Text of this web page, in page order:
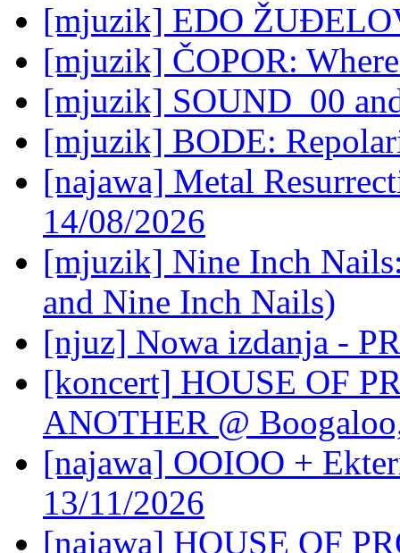
[mjuzik] EDO
[mjuzik] ČOPOR:
[mjuzik] SOUND_00
[mjuzik] BODE:
[najawa] Metal
14/08/2026
[mjuzik] Nine Inch
and Nine Inch Nails)
[njuz] Nowa izdanja -
[koncert] HOUSE OF
ANOTHER @
[najawa] OOIOO +
13/11/2026
[najawa] HOUSE OF